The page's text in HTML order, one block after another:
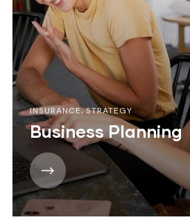
INSURANCE,STRATEGY
Business Planning